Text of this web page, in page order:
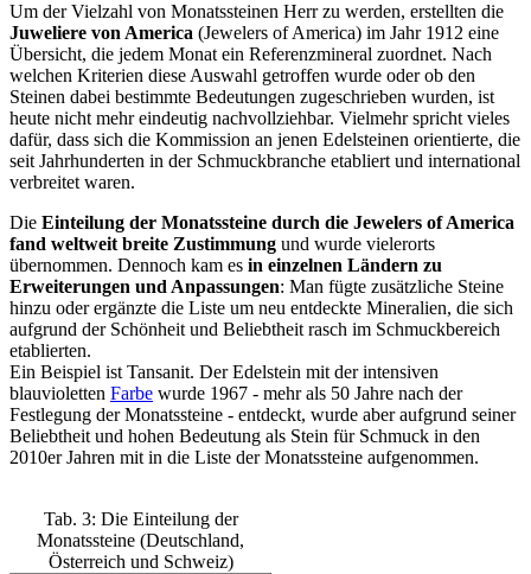
Um der Vielzahl von Monatssteinen Herr zu werden, erstellten die
Juweliere von America (Jewelers of America) im Jahr 1912 eine
Übersicht, die jedem Monat ein Referenzmineral zuordnet. Nach
welchen Kriterien diese Auswahl getroffen wurde oder ob den
Steinen dabei bestimmte Bedeutungen zugeschrieben wurden, ist
heute nicht mehr eindeutig nachvollziehbar. Vielmehr spricht vieles
dafür, dass sich die Kommission an jenen Edelsteinen orientierte, die
seit Jahrhunderten in der Schmuckbranche etabliert und international
verbreitet waren.
Die Einteilung der Monatssteine durch die Jewelers of America
fand weltweit breite Zustimmung und wurde vielerorts
übernommen. Dennoch kam es in einzelnen Ländern zu
Erweiterungen und Anpassungen: Man fügte zusätzliche Steine
hinzu oder ergänzte die Liste um neu entdeckte Mineralien, die sich
aufgrund der Schönheit und Beliebtheit rasch im Schmuckbereich
etablierten.
Ein Beispiel ist Tansanit. Der Edelstein mit der intensiven
blauvioletten Farbe wurde 1967 - mehr als 50 Jahre nach der
Festlegung der Monatssteine - entdeckt, wurde aber aufgrund seiner
Beliebtheit und hohen Bedeutung als Stein für Schmuck in den
2010er Jahren mit in die Liste der Monatssteine aufgenommen.
Tab. 3: Die Einteilung der
Monatssteine (Deutschland,
Österreich und Schweiz)